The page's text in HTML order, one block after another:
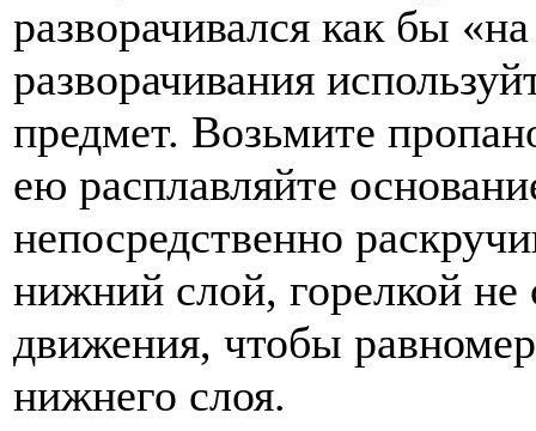
разворачивался как бы
разворачивания
предмет. Возьмите
ею расплавляйте
непосредственно
нижний слой, горелкой
движения, чтобы
нижнего слоя.